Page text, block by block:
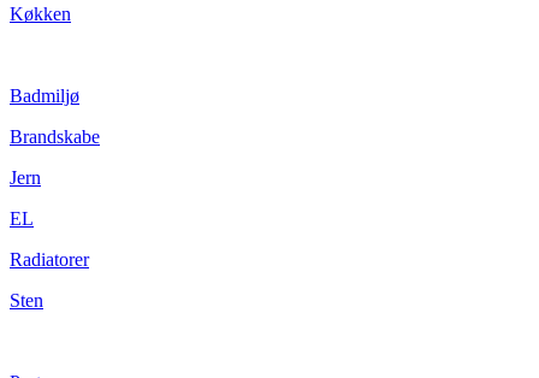
Køkken
Badmiljø
Brandskabe
Jern
EL
Radiatorer
Sten